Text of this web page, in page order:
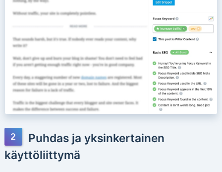
Puhdas ja yksinkertainen
käyttöliittymä